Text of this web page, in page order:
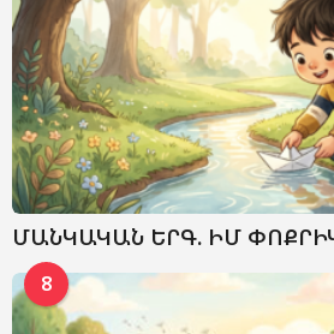
ՄԱՆԿԱԿԱՆ ԵՐԳ. ԻՄ
8